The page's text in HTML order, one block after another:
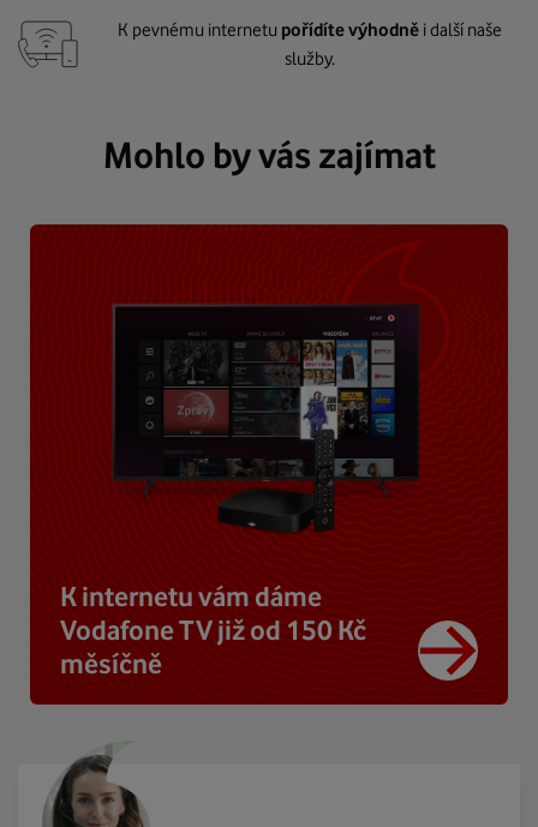
K pevnému internetu pořídíte výhodně i další naše
služby.
Mohlo by vás zajímat
K internetu vám dáme
Vodafone TV již od 150 Kč
měsíčně